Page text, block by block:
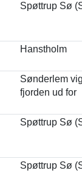
Spøttrup Sø
Hanstholm
Sønderlem
fjorden ud for
Spøttrup Sø
Spøttrup Sø